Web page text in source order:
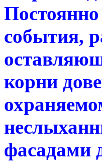
события,
корни
фасадами